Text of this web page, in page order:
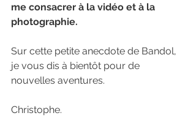
me consacrer à la vidéo et à la
photographie.
Sur cette petite anecdote de Bandol,
je vous dis à bientôt pour de
nouvelles aventures.
Christophe.